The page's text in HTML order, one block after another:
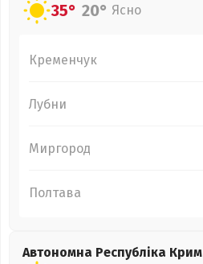
35° 20° Ясно
Кременчук
Лубни
Миргород
Полтава
Автономна Республіка Крим